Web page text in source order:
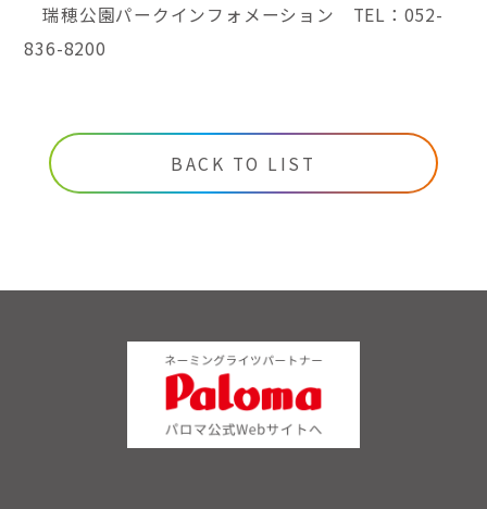
瑞穂公園パークインフォメーション TEL： 052-
836-8200
BACK TO LIST